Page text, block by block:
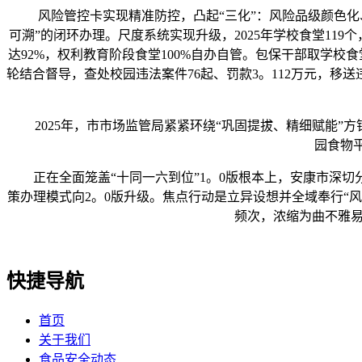
风险管控卡实现精准防控，凸起“三化”：风险品级颜色化
可溯”的闭环办理。尺度系统实现升级，2025年学校食堂119
达92%，权利教育阶段食堂100%自办自管。包保干部取学校
轮结合督导，查处校园违法案件76起、罚款3。112万元，移
2025年，市市场监管局紧紧环绕“巩固提拔、精细赋能”方
园食物
正在全面笼盖“十同一六到位”1。0版根本上，安康市深切
策办理模式向2。0版升级。焦点行动是立异设想并全域奉行“
频次，浓缩为曲不雅
快捷导航
首页
关于我们